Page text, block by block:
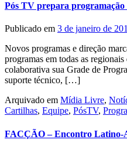
Pós TV prepara programação
Publicado em 3 de janeiro de
Novos programas e direção
programas em todas as
colaborativa sua Grade de
suporte técnico, […]
Arquivado em Mídia Livre,
Cartilhas, Equipe, PósTV,
FACÇÃO – Encontro Latino-